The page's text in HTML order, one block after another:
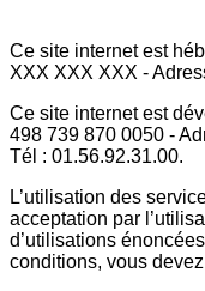
Ce site internet est
XXX XXX XXX -
Ce site internet est
498 739 870 0050 -
Tél : 01.56.92.31.00.
L’utilisation des
acceptation par
d’utilisations
conditions, vous